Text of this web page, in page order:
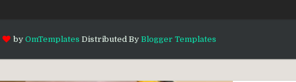
by OmTemplates Distributed By Blogger Templates